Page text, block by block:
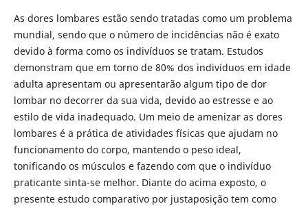
As dores lombares estão sendo tratadas como um problema
mundial, sendo que o número de incidências não é exato
devido à forma como os indivíduos se tratam. Estudos
demonstram que em torno de 80% dos indivíduos em idade
adulta apresentam ou apresentarão algum tipo de dor
lombar no decorrer da sua vida, devido ao estresse e ao
estilo de vida inadequado. Um meio de amenizar as dores
lombares é a prática de atividades físicas que ajudam no
funcionamento do corpo, mantendo o peso ideal,
tonificando os músculos e fazendo com que o indivíduo
praticante sinta-se melhor. Diante do acima exposto, o
presente estudo comparativo por justaposição tem como